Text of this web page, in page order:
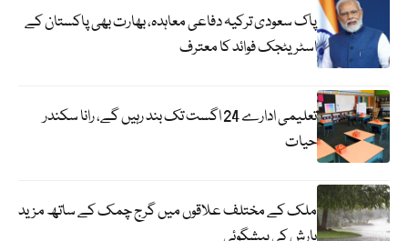
پاک سعودی ترکیہ دفاعی معاہدہ، بھارت بھی پاکستان کے
اسٹریٹجک فوائد کا معترف
تعلیمی ادارے 24 اگست تک بند رہیں گے، رانا سکندر
حیات
ملک کے مختلف علاقوں میں گرج چمک کے ساتھ مزید